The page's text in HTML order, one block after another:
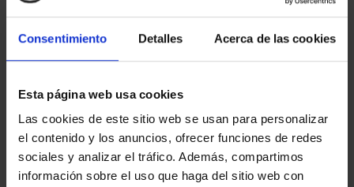
Consentimiento Detalles Acerca de las cookies
Esta página web usa cookies
Las cookies de este sitio web se usan para personalizar
el contenido y los anuncios, ofrecer funciones de redes
sociales y analizar el tráfico. Además, compartimos
información sobre el uso que haga del sitio web con
ANTONIO DE NEBRIJA
(2022) 8 REALES
140,00 €
XX ANIVERSARIO DEL
EURO (2022) 8 REALES
140,00 €